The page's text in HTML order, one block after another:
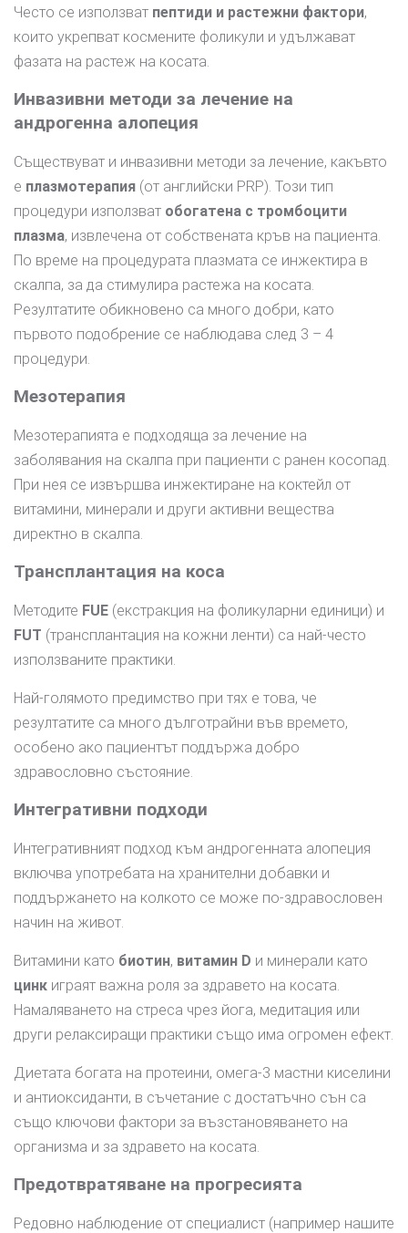
Често се използват пептиди и растежни фактори,
които укрепват космените фоликули и удължават
фазата на растеж на косата.
Инвазивни методи за лечение на
андрогенна алопеция
Съществуват и инвазивни методи за лечение, какъвто
е плазмотерапия (от английски PRP). Този тип
процедури използват обогатена с тромбоцити
плазма, извлечена от собствената кръв на пациента.
По време на процедурата плазмата се инжектира в
скалпа, за да стимулира растежа на косата.
Резултатите обикновено са много добри, като
първото подобрение се наблюдава след 3 – 4
процедури.
Мезотерапия
Мезотерапията е подходяща за лечение на
заболявания на скалпа при пациенти с ранен косопад.
При нея се извършва инжектиране на коктейл от
витамини, минерали и други активни вещества
директно в скалпа.
Трансплантация на коса
Методите FUE (екстракция на фоликуларни единици) и
FUT (трансплантация на кожни ленти) са най-често
използваните практики.
Най-голямото предимство при тях е това, че
резултатите са много дълготрайни във времето,
особено ако пациентът поддържа добро
здравословно състояние.
Интегративни подходи
Интегративният подход към андрогенната алопеция
включва употребата на хранителни добавки и
поддържането на колкото се може по-здравословен
начин на живот.
Витамини като биотин, витамин D и минерали като
цинк играят важна роля за здравето на косата.
Намаляването на стреса чрез йога, медитация или
други релаксиращи практики също има огромен ефект.
Диетата богата на протеини, омега-3 мастни киселини
и антиоксиданти, в съчетание с достатъчно сън са
също ключови фактори за възстановяването на
организма и за здравето на косата.
Предотвратяване на прогресията
Редовно наблюдение от специалист (например нашите